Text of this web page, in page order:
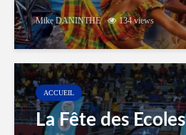
Mike DANINTHE 134 views
ACCUEIL
La Fête des Ecoles